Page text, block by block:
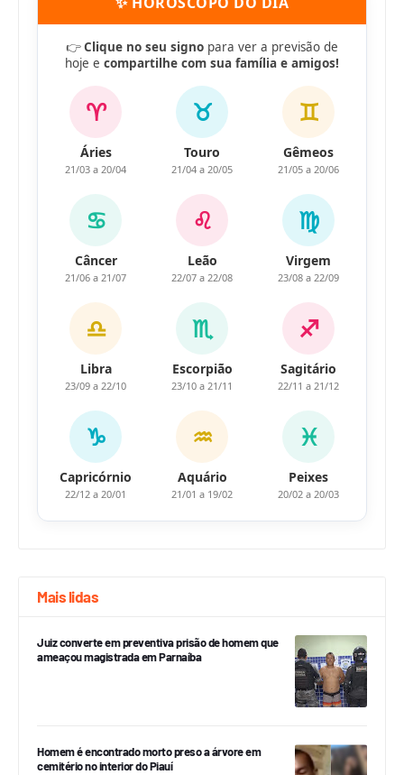
👉Clique no seu signo para ver a previsão de
hoje e compartilhe com sua família e amigos!
♈
Áries
21/03 a 20/04
♉
Touro
21/04 a 20/05
♊
Gêmeos
21/05 a 20/06
♋
Câncer
21/06 a 21/07
♌
Leão
22/07 a 22/08
♍
Virgem
23/08 a 22/09
♎
Libra
23/09 a 22/10
♏
Escorpião
23/10 a 21/11
♐
Sagitário
22/11 a 21/12
♑
Capricórnio
22/12 a 20/01
♒
Aquário
21/01 a 19/02
♓
Peixes
20/02 a 20/03
Mais lidas
Juiz converte em preventiva prisão de homem que
ameaçou magistrada em Parnaíba
Homem é encontrado morto preso a árvore em
cemitério no interior do Piauí